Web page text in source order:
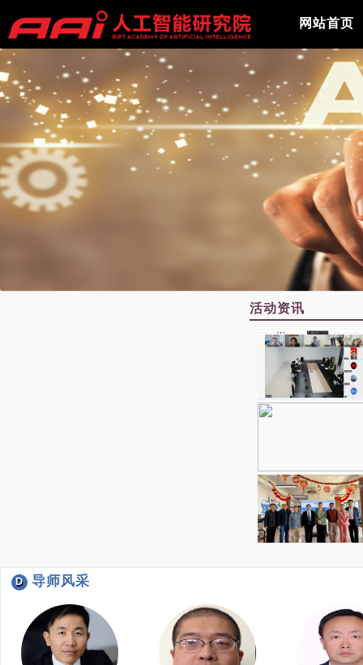
网站首页
活动资讯
D 导师风采